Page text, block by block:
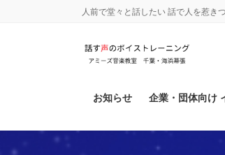
人前で堂々と話したい 話で人を惹き
お知らせ 企業・団体向け